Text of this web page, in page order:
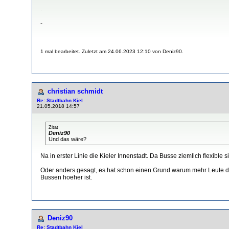
-
1 mal bearbeitet. Zuletzt am 24.06.2023 12:10 von Deniz90.
christian schmidt
Re: Stadtbahn Kiel
21.05.2018 14:57
Zitat
Deniz90
Und das wäre?
Na in erster Linie die Kieler Innenstadt. Da Busse ziemlich flexible
Oder anders gesagt, es hat schon einen Grund warum mehr
Bussen hoeher ist.
Deniz90
Re: Stadtbahn Kiel